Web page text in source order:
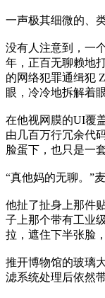
一声极其细微的、
没有人注意到，一
年，正百无聊赖地
的网络犯罪通缉犯
眼，冷冷地拆解着
在他视网膜的UI覆
由几百万行冗余代
脸蛋下，也只是一
“真他妈的无聊。”
他扯了扯身上那件
子上那个带有工业
拉，遮住下半张脸
推开博物馆的玻璃
滤系统处理后依然